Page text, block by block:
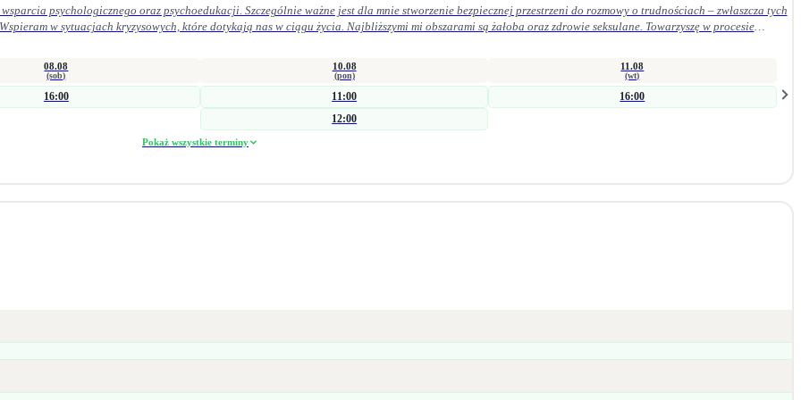
psychologicznego oraz psychoedukacji. Szczególnie ważne jest dla mnie stworzenie bezpiecznej przestrzeni do rozmowy o trudnościach – zwłaszcza tych
w sytuacjach kryzysowych, które dotykają nas w ciągu życia. Najbliższymi mi obszarami są żałoba oraz zdrowie seksulane. Towarzyszę w procesie
osobistym. Pracuję zarówno krótkoterminowo (interwencyjnie), jak i w dłuższych procesach wspierających zmianę. Jestem psycholożką i seksuolożką z
w obszarze seksualności doświadczenie straty i żałoby problemy emocjonalne
jak i grupowo.
08.08
(sob)
16:00
10.08
(pon)
11:00
12:00
11.08
(wt)
16:00
Pokaż wszystkie terminy